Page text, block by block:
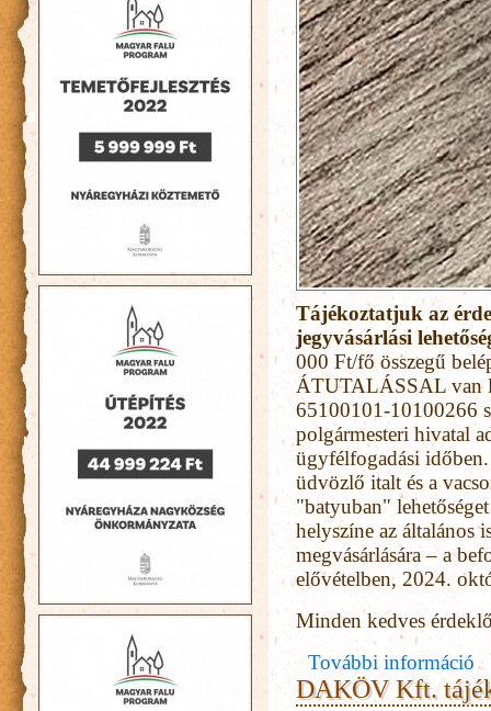
Tájékoztatjuk az
jegyvásárlási
000 Ft/fő összegű
ÁTUTALÁSSAL van
65100101-10100266
polgármesteri hivatal
ügyfélfogadási
üdvözlő italt és a
"batyuban"
helyszíne az általános
megvásárlására – a
elővételben, 2024.
Minden kedves
További információ
DAKÖV Kft.